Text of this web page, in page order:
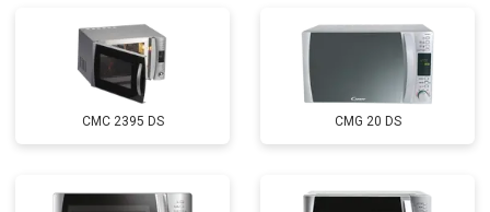
CMC 2395 DS CMG 20 DS